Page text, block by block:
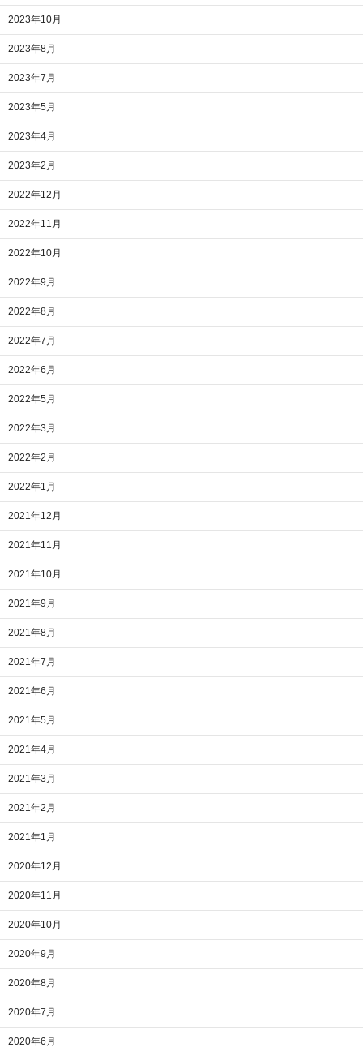
2023年10月
2023年8月
2023年7月
2023年5月
2023年4月
2023年2月
2022年12月
2022年11月
2022年10月
2022年9月
2022年8月
2022年7月
2022年6月
2022年5月
2022年3月
2022年2月
2022年1月
2021年12月
2021年11月
2021年10月
2021年9月
2021年8月
2021年7月
2021年6月
2021年5月
2021年4月
2021年3月
2021年2月
2021年1月
2020年12月
2020年11月
2020年10月
2020年9月
2020年8月
2020年7月
2020年6月